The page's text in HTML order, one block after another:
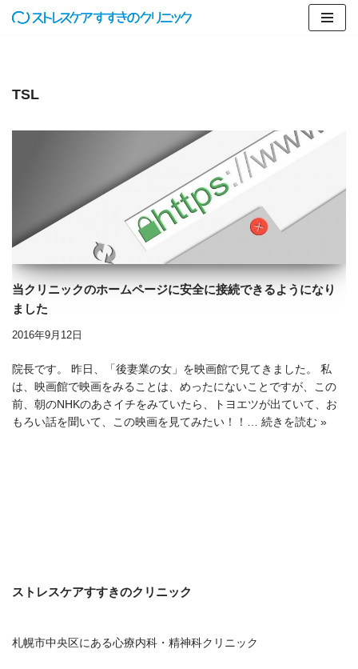
ン
へ
TSL
当クリニックのホームページに安全に接続できるようになり
ました
2016年9月12日
院長です。 昨日、「後妻業の女」を映画館で見てきました。 私
は、映画館で映画をみることは、めったにないことですが、この
前、朝のNHKのあさイチをみていたら、トヨエツが出ていて、お
もろい話を聞いて、この映画を見てみたい！！… 続きを読む »
ストレスケアすすきのクリニック
札幌市中央区にある心療内科・精神科クリニック